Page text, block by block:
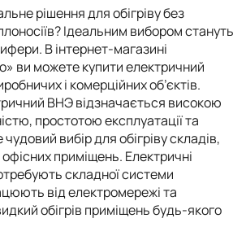
рішення для обігріву без
Ідеальним вибором стануть
В інтернет-магазині
ви можете купити електричний
і комерційних об’єктів.
ВНЭ відзначається високою
простотою експлуатації та
вибір для обігріву складів,
офісних приміщень. Електричні
складної системи
від електромережі та
обігрів приміщень будь-якого